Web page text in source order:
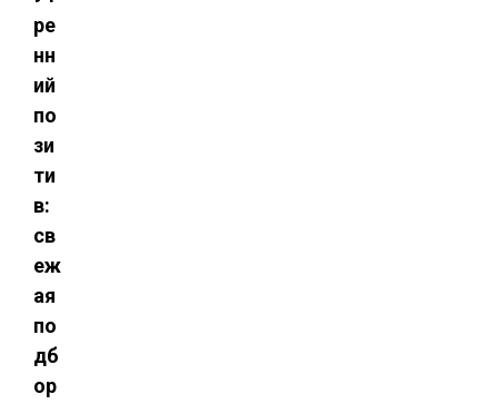
ре
нн
ий
по
зи
ти
в:
св
еж
ая
по
дб
ор